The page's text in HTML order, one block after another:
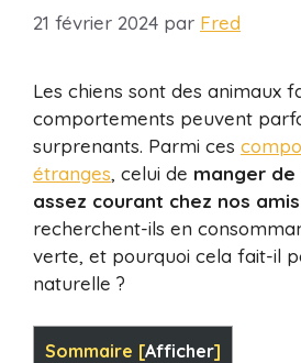
21 février 2024 par Fred
Les chiens sont des animaux
comportements peuvent
surprenants. Parmi ces
étranges, celui de manger de
assez courant chez nos
recherchent-ils en
verte, et pourquoi cela fait-il
naturelle ?
Sommaire [Afficher]